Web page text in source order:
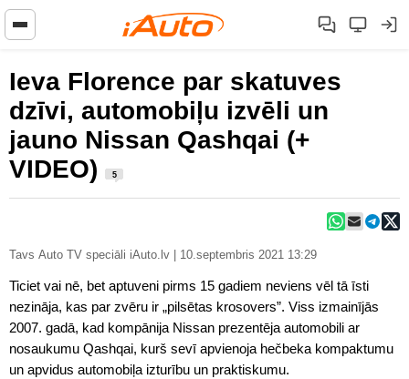
Ieva Florence par skatuves
dzīvi, automobiļu izvēli un
jauno Nissan Qashqai (+
VIDEO)
5
Tavs Auto TV speciāli iAuto.lv | 10.septembris 2021 13:29
Ticiet vai nē, bet aptuveni pirms 15 gadiem neviens vēl tā īsti
nezināja, kas par zvēru ir „pilsētas krosovers”. Viss izmainījās
2007. gadā, kad kompānija Nissan prezentēja automobili ar
nosaukumu Qashqai, kurš sevī apvienoja hečbeka kompaktumu
un apvidus automobiļa izturību un praktiskumu.